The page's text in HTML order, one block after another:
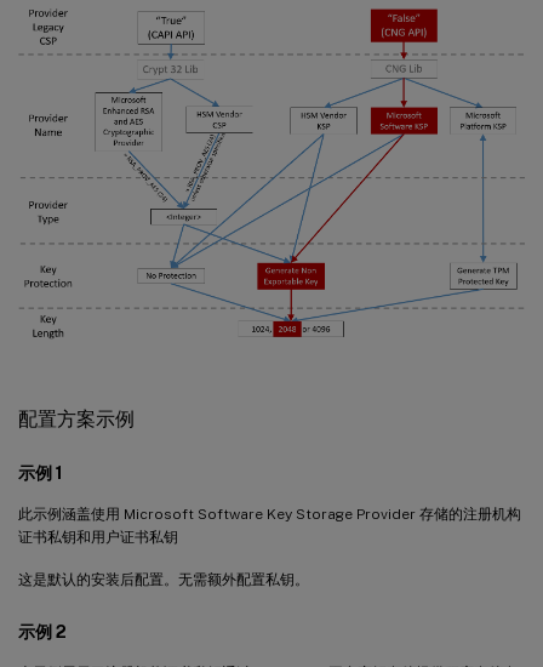
配置方案示例
示例 1
此示例涵盖使用 Microsoft Software Key Storage Provider 存储的注册机构
证书私钥和用户证书私钥
这是默认的安装后配置。无需额外配置私钥。
示例 2